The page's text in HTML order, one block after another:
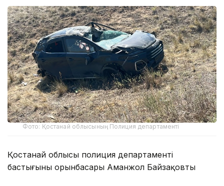
Фото: Қостанай облысының Полиция департаменті
Қостанай облысы полиция департаменті
бастығының орынбасары Аманжол Байзақовтың